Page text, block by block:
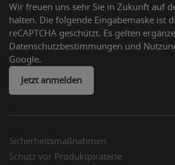
Wir freuen uns sehr Sie in Zukunft auf
halten. Die folgende Eingabemaske ist
reCAPTCHA geschützt. Es gelten
Datenschutzbestimmungen und
Google.
Jetzt anmelden
Sicherheitsmaßnahmen
Schutz vor Produktpiraterie